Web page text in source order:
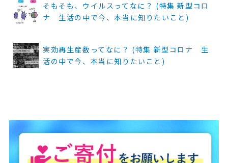
そもそも、ウイルスってなに？ (特集 新型コロ
ナ 生活の中で今、本当に知りたいこと)
実効再生産数ってなに？ (特集 新型コロナ 生
活の中で今、本当に知りたいこと)